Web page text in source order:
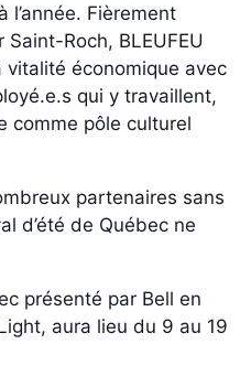
l’année. Fièrement
Roch, BLEUFEU
économique avec
qui y travaillent,
comme pôle culturel
partenaires sans
d’été de Québec ne
présenté par Bell en
aura lieu du 9 au 19